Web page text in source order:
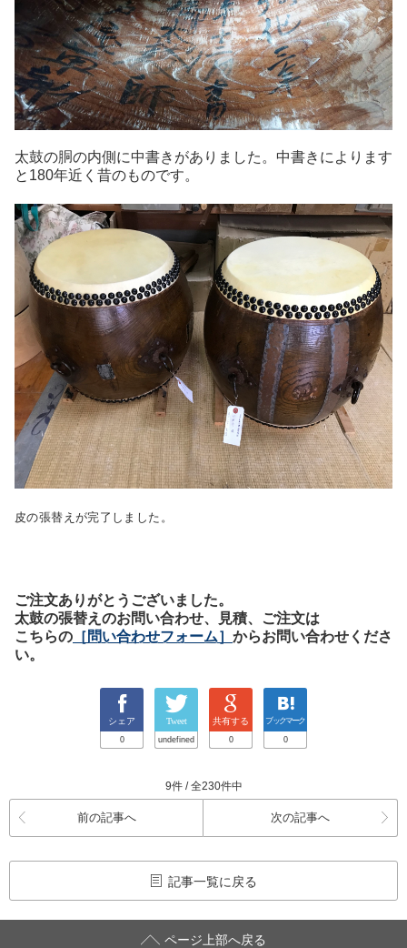
太鼓の胴の内側に中書きがありました。中書きによります
と180年近く昔のものです。
皮の張替えが完了しました。
ご注文ありがとうございました。
太鼓の張替えのお問い合わせ、見積、ご注文は
こちらの ［問い合わせフォーム］ からお問い合わせくださ
い。
シェア
0
Tweet
undefined
共有する
0
ブックマーク
0
9件 / 全230件中
前の記事へ 次の記事へ
記事一覧に戻る
ページ上部へ戻る